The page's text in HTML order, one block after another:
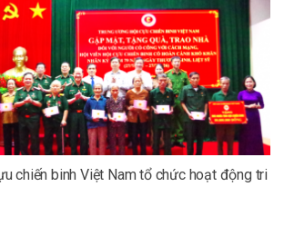
chiến binh Việt Nam tổ chức hoạt động tri